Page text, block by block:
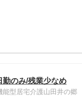
勤のみ/残業少なめ
型居宅介護山田井の郷